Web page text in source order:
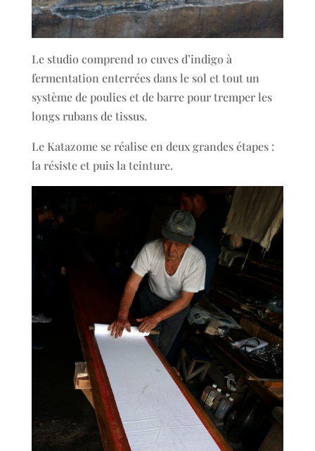
Le studio comprend 10 cuves d’indigo à
fermentation enterrées dans le sol et tout un
système de poulies et de barre pour tremper les
longs rubans de tissus.
Le Katazome se réalise en deux grandes étapes :
la résiste et puis la teinture.